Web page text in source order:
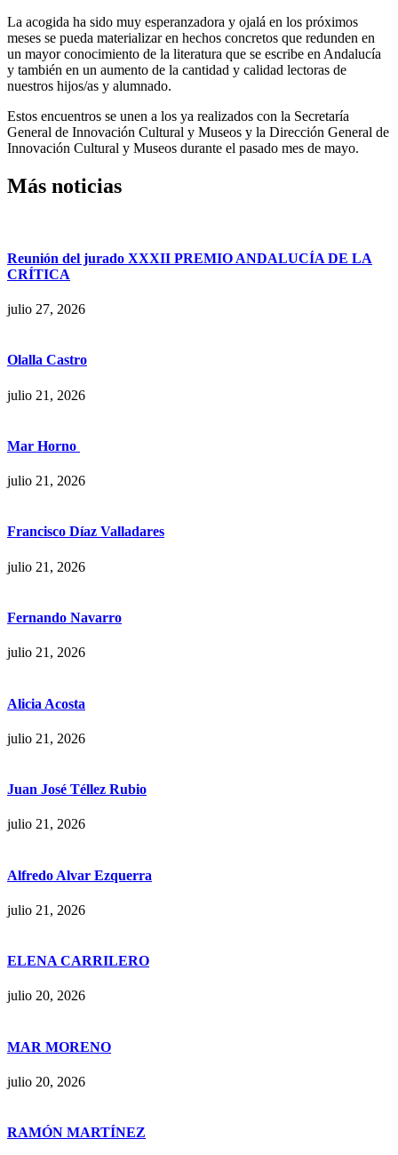
La acogida ha sido muy esperanzadora y ojalá en los próximos
meses se pueda materializar en hechos concretos que redunden en
un mayor conocimiento de la literatura que se escribe en Andalucía
y también en un aumento de la cantidad y calidad lectoras de
nuestros hijos/as y alumnado.
Estos encuentros se unen a los ya realizados con la Secretaría
General de Innovación Cultural y Museos y la Dirección General de
Innovación Cultural y Museos durante el pasado mes de mayo.
Más noticias
Reunión del jurado XXXII PREMIO ANDALUCÍA DE LA
CRÍTICA
julio 27, 2026
Olalla Castro
julio 21, 2026
Mar Horno
julio 21, 2026
Francisco Díaz Valladares
julio 21, 2026
Fernando Navarro
julio 21, 2026
Alicia Acosta
julio 21, 2026
Juan José Téllez Rubio
julio 21, 2026
Alfredo Alvar Ezquerra
julio 21, 2026
ELENA CARRILERO
julio 20, 2026
MAR MORENO
julio 20, 2026
RAMÓN MARTÍNEZ